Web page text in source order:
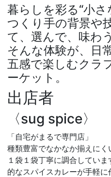
暮らしを彩る“小さ
つくり手の背景や
て、選んで、味わう
そんな体験が、日
五感で楽しむクラ
ーケット。
出店者
〈sug spice〉
「自宅がまるで専門店」
種類豊富でなかなか揃えに
１袋１袋丁寧に調合してい
的なスパイスカレーが手軽に